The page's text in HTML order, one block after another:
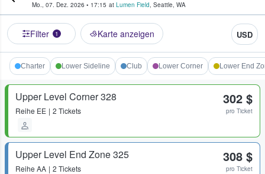
Mo., 07. Dez. 2026 • 17:15 at Lumen Field, Seattle, WA
Filter 1 Karte anzeigen USD
Charter Lower Sideline Club Lower Corner Lower End
Upper Level Corner 328
Reihe EE 2 Tickets
302 $
pro Ticket
Upper Level End Zone 325
Reihe AA 2 Tickets
308 $
pro Ticket